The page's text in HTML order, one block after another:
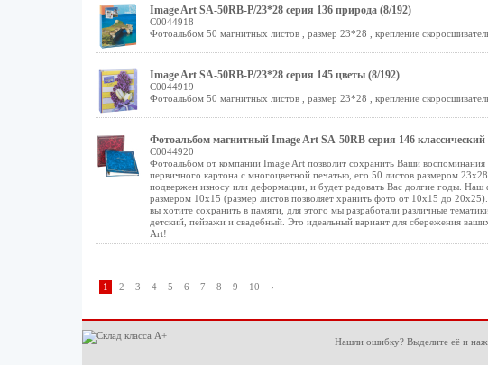
Image Art SA-50RB-Р/23*28 серия 136 природа (8/192)
C0044918
Фотоальбом 50 магнитных листов , размер 23*28 , крепление
Image Art SA-50RB-Р/23*28 серия 145 цветы (8/192)
C0044919
Фотоальбом 50 магнитных листов , размер 23*28 , крепление
Фотоальбом магнитный Image Art SA-50RB серия 146 классический
C0044920
Фотоальбом от компании Image Art позволит сохранить Ваши
первичного картона с многоцветной печатью, его 50 листов размером
подвержен износу или деформации, и будет радовать Вас долгие годы.
размером 10х15 (размер листов позволяет хранить фото от 10х15 до
вы хотите сохранить в памяти, для этого мы разработали различные
детский, пейзажи и свадебный. Это идеальный вариант для сбережения
Art!
1
2 3 4 5 6 7 8 9 10 ›
Нашли ошибку? Выделите её и